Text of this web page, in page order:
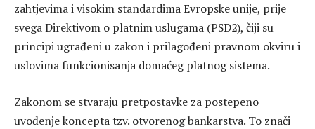
zahtjevima i visokim standardima Evropske unije, prije
svega Direktivom o platnim uslugama (PSD2), čiji su
principi ugrađeni u zakon i prilagođeni pravnom okviru i
uslovima funkcionisanja domaćeg platnog sistema.
Zakonom se stvaraju pretpostavke za postepeno
uvođenje koncepta tzv. otvorenog bankarstva. To znači